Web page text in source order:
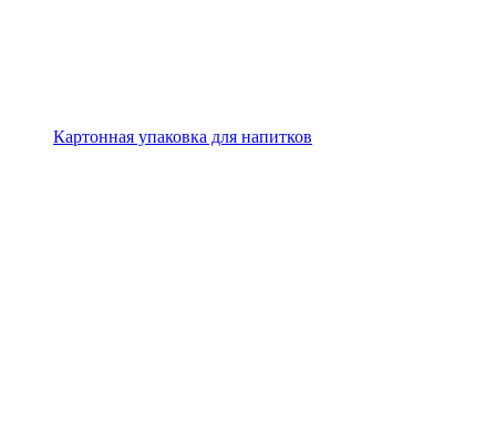
Картонная упаковка для напитков